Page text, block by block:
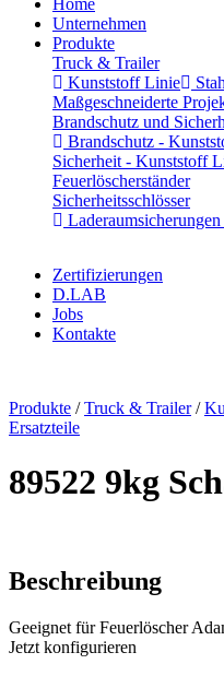
Home
Unternehmen
Produkte
Truck & Trailer
Kunststoff Linie
Maßgeschneiderte
Brandschutz und
Brandschutz -
Sicherheit - Kunststoff
Feuerlöscherständer
Sicherheitsschlösser
Zertifizierungen
D.LAB
Jobs
Kontakte
Produkte /Truck & Trailer/
Ersatzteile
89522 9kg
Beschreibung
Geeignet für Feuerlöscher
Jetzt konfigurieren